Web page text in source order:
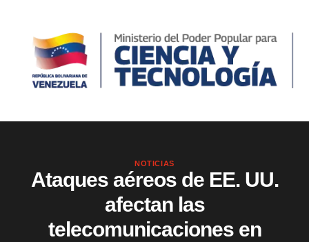
NOTICIAS
Ataques aéreos de EE. UU.
afectan las
telecomunicaciones en